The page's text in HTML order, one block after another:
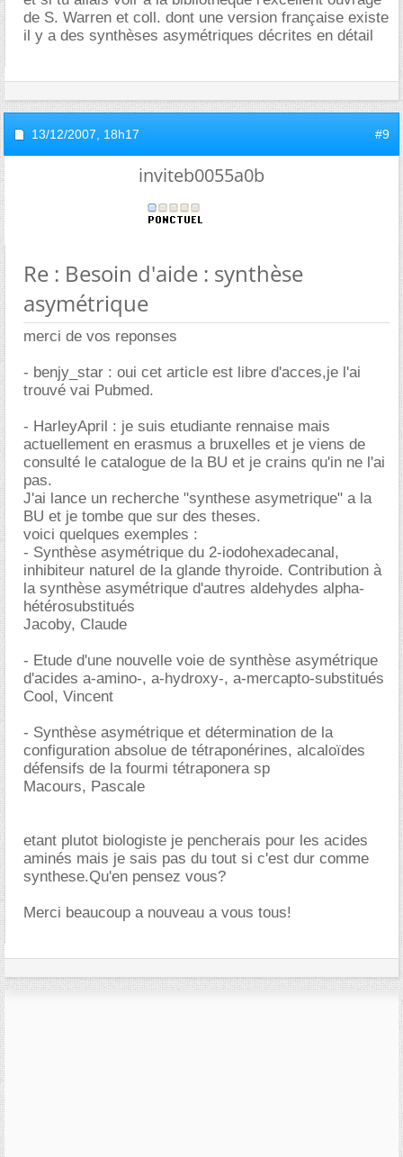
de S. Warren et coll. dont une version française existe
il y a des synthèses asymétriques décrites en détail
13/12/2007, 18h17 #9
inviteb0055a0b
Re : Besoin d'aide : synthèse
asymétrique
merci de vos reponses
- benjy_star : oui cet article est libre d'acces,je l'ai
trouvé vai Pubmed.
- HarleyApril : je suis etudiante rennaise mais
actuellement en erasmus a bruxelles et je viens de
consulté le catalogue de la BU et je crains qu'in ne l'ai
pas.
J'ai lance un recherche "synthese asymetrique" a la
BU et je tombe que sur des theses.
voici quelques exemples :
- Synthèse asymétrique du 2-iodohexadecanal,
inhibiteur naturel de la glande thyroide. Contribution à
la synthèse asymétrique d'autres aldehydes alpha-
hétérosubstitués
Jacoby, Claude
- Etude d'une nouvelle voie de synthèse asymétrique
d'acides a-amino-, a-hydroxy-, a-mercapto-substitués
Cool, Vincent
- Synthèse asymétrique et détermination de la
configuration absolue de tétraponérines, alcaloïdes
défensifs de la fourmi tétraponera sp
Macours, Pascale
etant plutot biologiste je pencherais pour les acides
aminés mais je sais pas du tout si c'est dur comme
synthese.Qu'en pensez vous?
Merci beaucoup a nouveau a vous tous!